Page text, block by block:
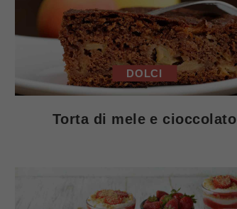
DOLCI
Torta di mele e cioccolato